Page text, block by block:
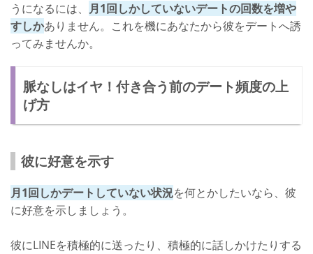
うになるには、 月1回しかしていないデートの回数を増や
すしかありません。これを機にあなたから彼をデートへ誘
ってみませんか。
脈なしはイヤ！付き合う前のデート頻度の上
げ方
彼に好意を示す
月1回しかデートしていない状況を何とかしたいなら、彼
に好意を示しましょう。
彼にLINEを積極的に送ったり、積極的に話しかけたりする